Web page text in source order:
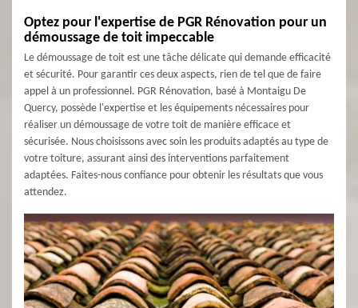
Optez pour l'expertise de PGR Rénovation pour un
démoussage de toit impeccable
Le démoussage de toit est une tâche délicate qui demande efficacité
et sécurité. Pour garantir ces deux aspects, rien de tel que de faire
appel à un professionnel. PGR Rénovation, basé à Montaigu De
Quercy, possède l'expertise et les équipements nécessaires pour
réaliser un démoussage de votre toit de manière efficace et
sécurisée. Nous choisissons avec soin les produits adaptés au type de
votre toiture, assurant ainsi des interventions parfaitement
adaptées. Faites-nous confiance pour obtenir les résultats que vous
attendez.